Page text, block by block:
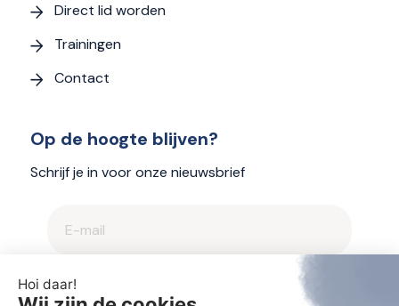
Direct lid worden
Trainingen
Contact
Op de hoogte blijven?
Schrijf je in voor onze nieuwsbrief